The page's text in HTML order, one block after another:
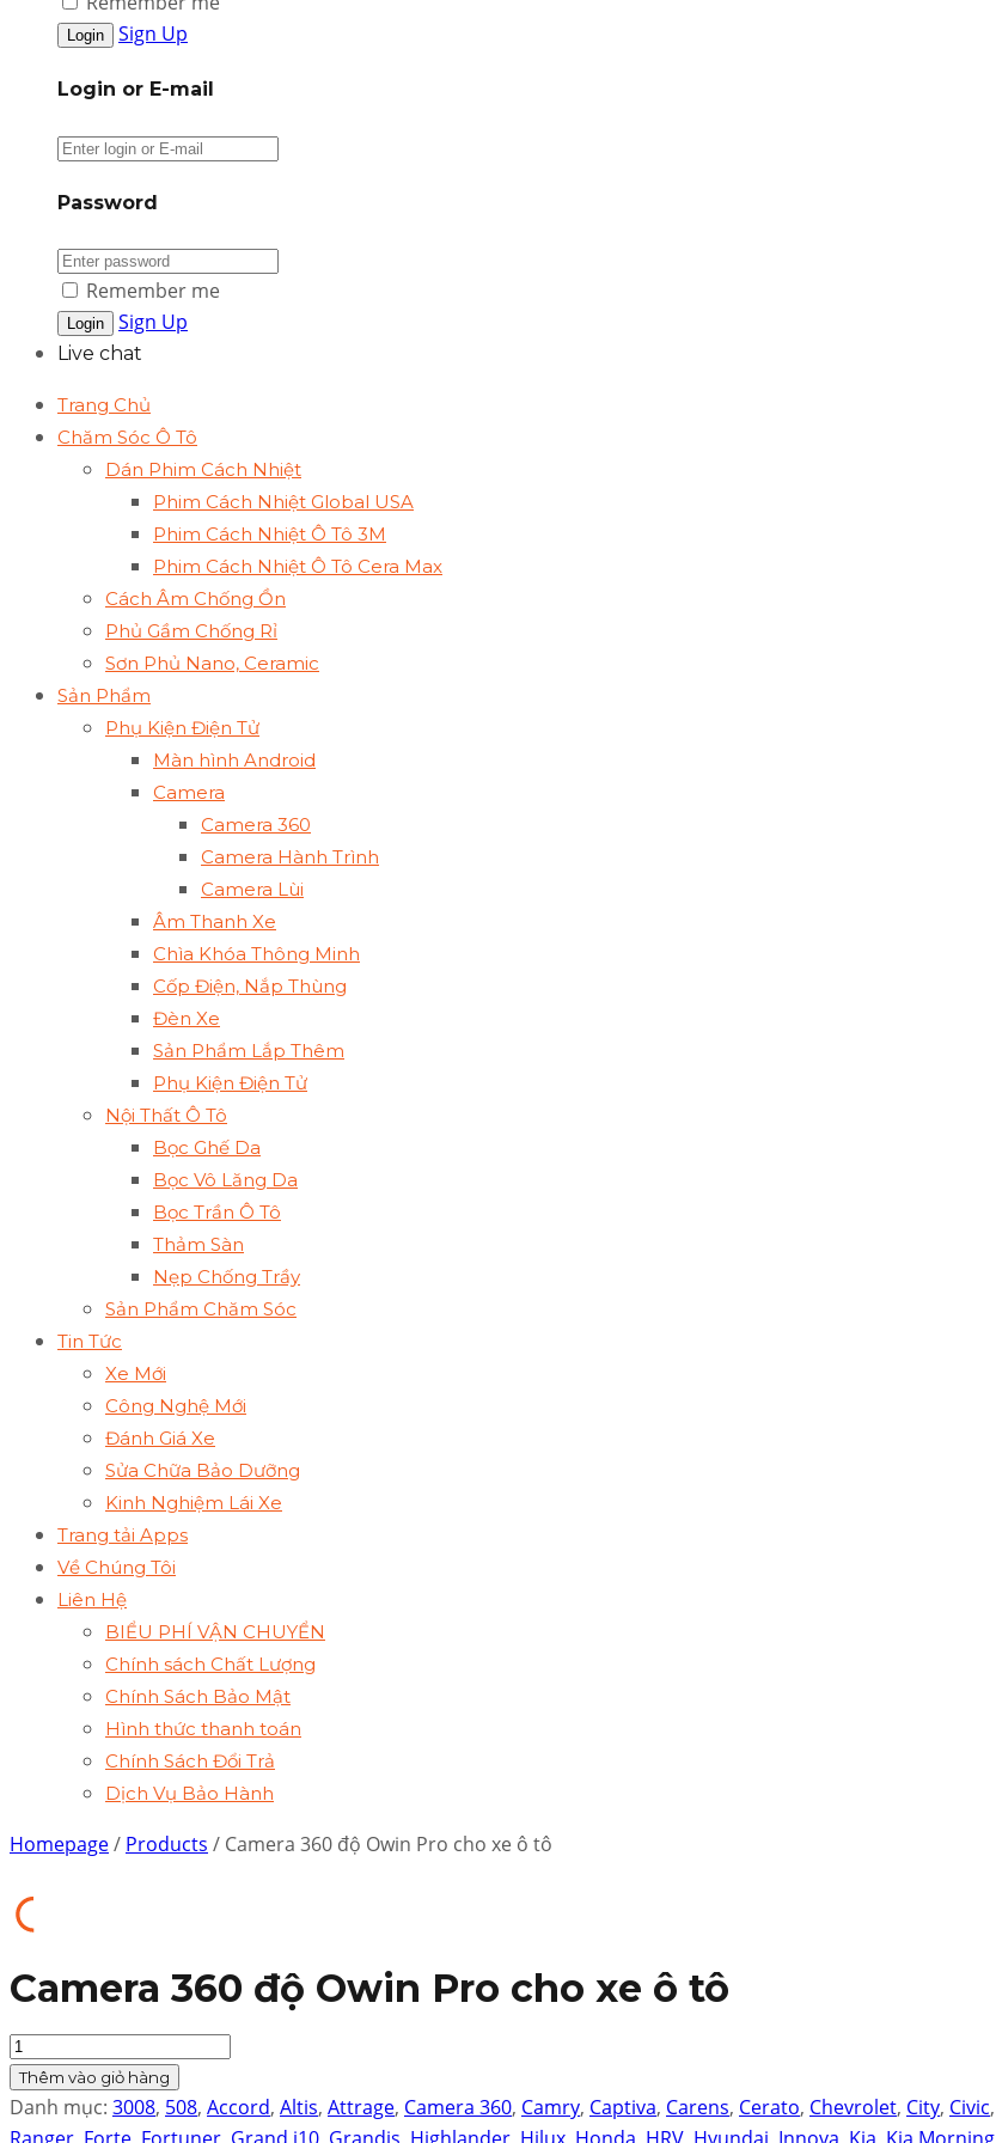
Sign Up
Login or E-mail
Password
Remember me
Sign Up
Live chat
Trang Chủ
Chăm Sóc Ô Tô
Dán Phim Cách Nhiệt
Phim Cách Nhiệt Global USA
Phim Cách Nhiệt Ô Tô 3M
Phim Cách Nhiệt Ô Tô Cera Max
Cách Âm Chống Ồn
Phủ Gầm Chống Rỉ
Sơn Phủ Nano, Ceramic
Sản Phẩm
Phụ Kiện Điện Tử
Màn hình Android
Camera
Camera 360
Camera Hành Trình
Camera Lùi
Âm Thanh Xe
Chìa Khóa Thông Minh
Cốp Điện, Nắp Thùng
Đèn Xe
Sản Phẩm Lắp Thêm
Phụ Kiện Điện Tử
Nội Thất Ô Tô
Bọc Ghế Da
Bọc Vô Lăng Da
Bọc Trần Ô Tô
Thảm Sàn
Nẹp Chống Trầy
Sản Phẩm Chăm Sóc
Tin Tức
Xe Mới
Công Nghệ Mới
Đánh Giá Xe
Sửa Chữa Bảo Dưỡng
Kinh Nghiệm Lái Xe
Trang tải Apps
Về Chúng Tôi
Liên Hệ
BIỂU PHÍ VẬN CHUYỂN
Chính sách Chất Lượng
Chính Sách Bảo Mật
Hình thức thanh toán
Chính Sách Đổi Trả
Dịch Vụ Bảo Hành
Homepage/ Products / Camera 360 độ Owin Pro cho xe ô tô
Camera 360 độ Owin Pro cho xe ô tô
Quantity
Thêm vào giỏ hàng
Danh mục: 3008, 508, Accord, Altis, Attrage, Camera 360, Camry, Captiva, Carens, Cerato, Chevrolet, City, Civic,